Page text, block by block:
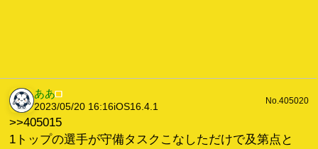
ああ■
2023/05/20 16:16iOS16.4.1
No.405020
>>405015
1トップの選手が守備タスクこなしただけで及第点と